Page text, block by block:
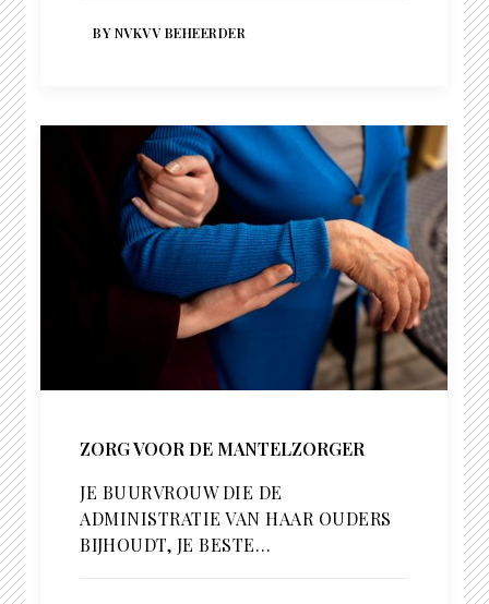
BY NVKVV BEHEERDER
ZORG VOOR DE MANTELZORGER
JE BUURVROUW DIE DE
ADMINISTRATIE VAN HAAR OUDERS
BIJHOUDT, JE BESTE…